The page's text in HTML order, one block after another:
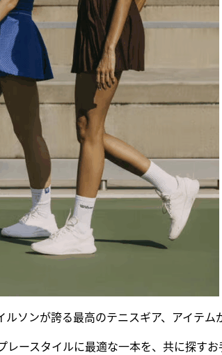
ソンが誇る最高のテニスギア、アイテム
ースタイルに最適な一本を、共に探すお